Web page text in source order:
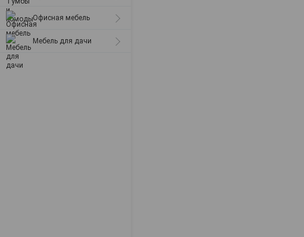
Офисная мебель
Мебель для дачи